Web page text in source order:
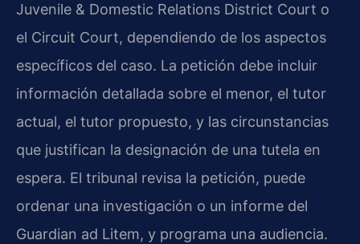
Juvenile & Domestic Relations District Court o
el Circuit Court, dependiendo de los aspectos
específicos del caso. La petición debe incluir
información detallada sobre el menor, el tutor
actual, el tutor propuesto, y las circunstancias
que justifican la designación de una tutela en
espera. El tribunal revisa la petición, puede
ordenar una investigación o un informe del
Guardian ad Litem, y programa una audiencia.